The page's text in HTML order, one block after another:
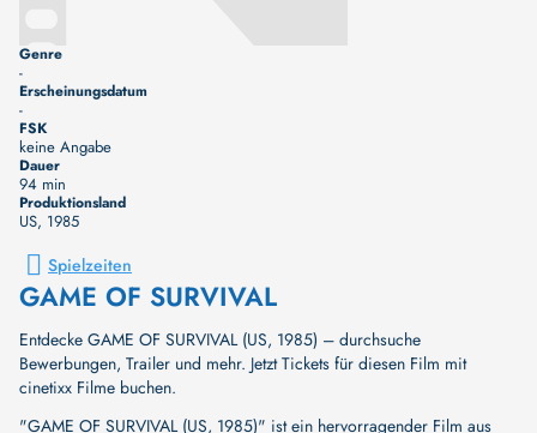
Genre
-
Erscheinungsdatum
-
FSK
keine Angabe
Dauer
94 min
Produktionsland
US, 1985
Spielzeiten
GAME OF SURVIVAL
Entdecke GAME OF SURVIVAL (US, 1985) – durchsuche
Bewerbungen, Trailer und mehr. Jetzt Tickets für diesen Film mit
cinetixx Filme buchen.
"GAME OF SURVIVAL (US, 1985)" ist ein hervorragender Film aus